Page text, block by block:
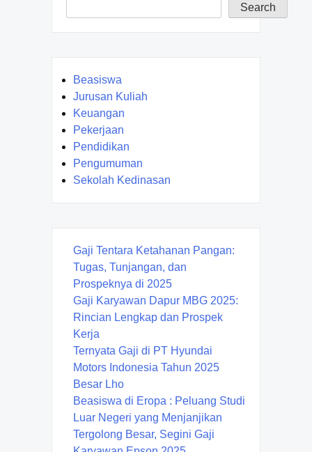
Search
Beasiswa
Jurusan Kuliah
Keuangan
Pekerjaan
Pendidikan
Pengumuman
Sekolah Kedinasan
Gaji Tentara Ketahanan Pangan:
Tugas, Tunjangan, dan
Prospeknya di 2025
Gaji Karyawan Dapur MBG 2025:
Rincian Lengkap dan Prospek
Kerja
Ternyata Gaji di PT Hyundai
Motors Indonesia Tahun 2025
Besar Lho
Beasiswa di Eropa : Peluang Studi
Luar Negeri yang Menjanjikan
Tergolong Besar, Segini Gaji